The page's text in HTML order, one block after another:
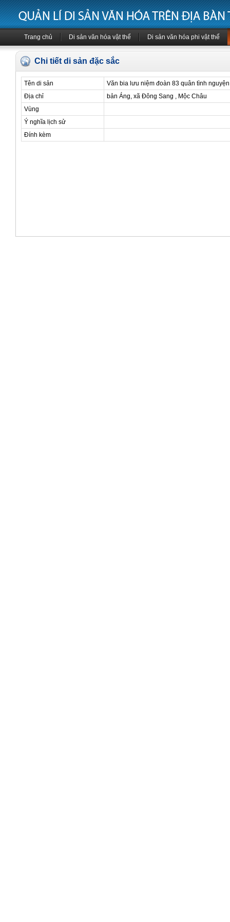
Trang chủ Di sản văn hóa vật thể Di sản văn hóa phi vật thể
Chi tiết di sản đặc sắc
Tên di sản
Văn bia lưu niệm đoàn 83 quân tình
Địa chỉ
bản Áng, xã Đông Sang , Mộc Châu
Vùng
Ý nghĩa lịch sử
Đính kèm